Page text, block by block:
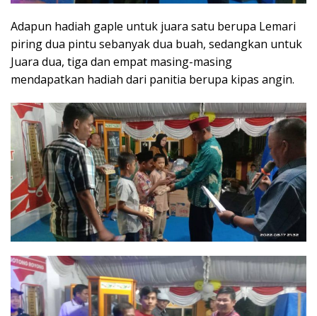
Adapun hadiah gaple untuk juara satu berupa Lemari
piring dua pintu sebanyak dua buah, sedangkan untuk
Juara dua, tiga dan empat masing-masing
mendapatkan hadiah dari panitia berupa kipas angin.